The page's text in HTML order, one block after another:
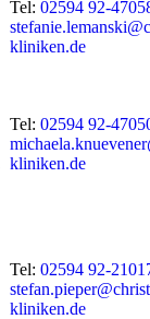
Tel: 02594 92-
kliniken.de
Tel: 02594 92-
kliniken.de
Tel: 02594 92-
kliniken.de